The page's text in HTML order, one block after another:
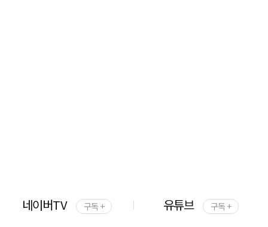
네이버TV 구독 + 유튜브 구독 +